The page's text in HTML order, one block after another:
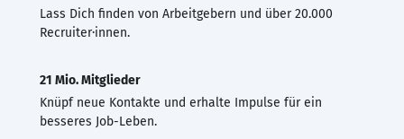
Lass Dich finden von Arbeitgebern und über 20.000
Recruiter·innen.
21 Mio. Mitglieder
Knüpf neue Kontakte und erhalte Impulse für ein
besseres Job-Leben.